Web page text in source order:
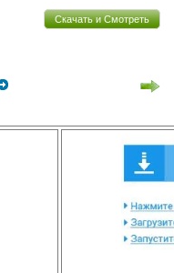
Скачать и Смотреть